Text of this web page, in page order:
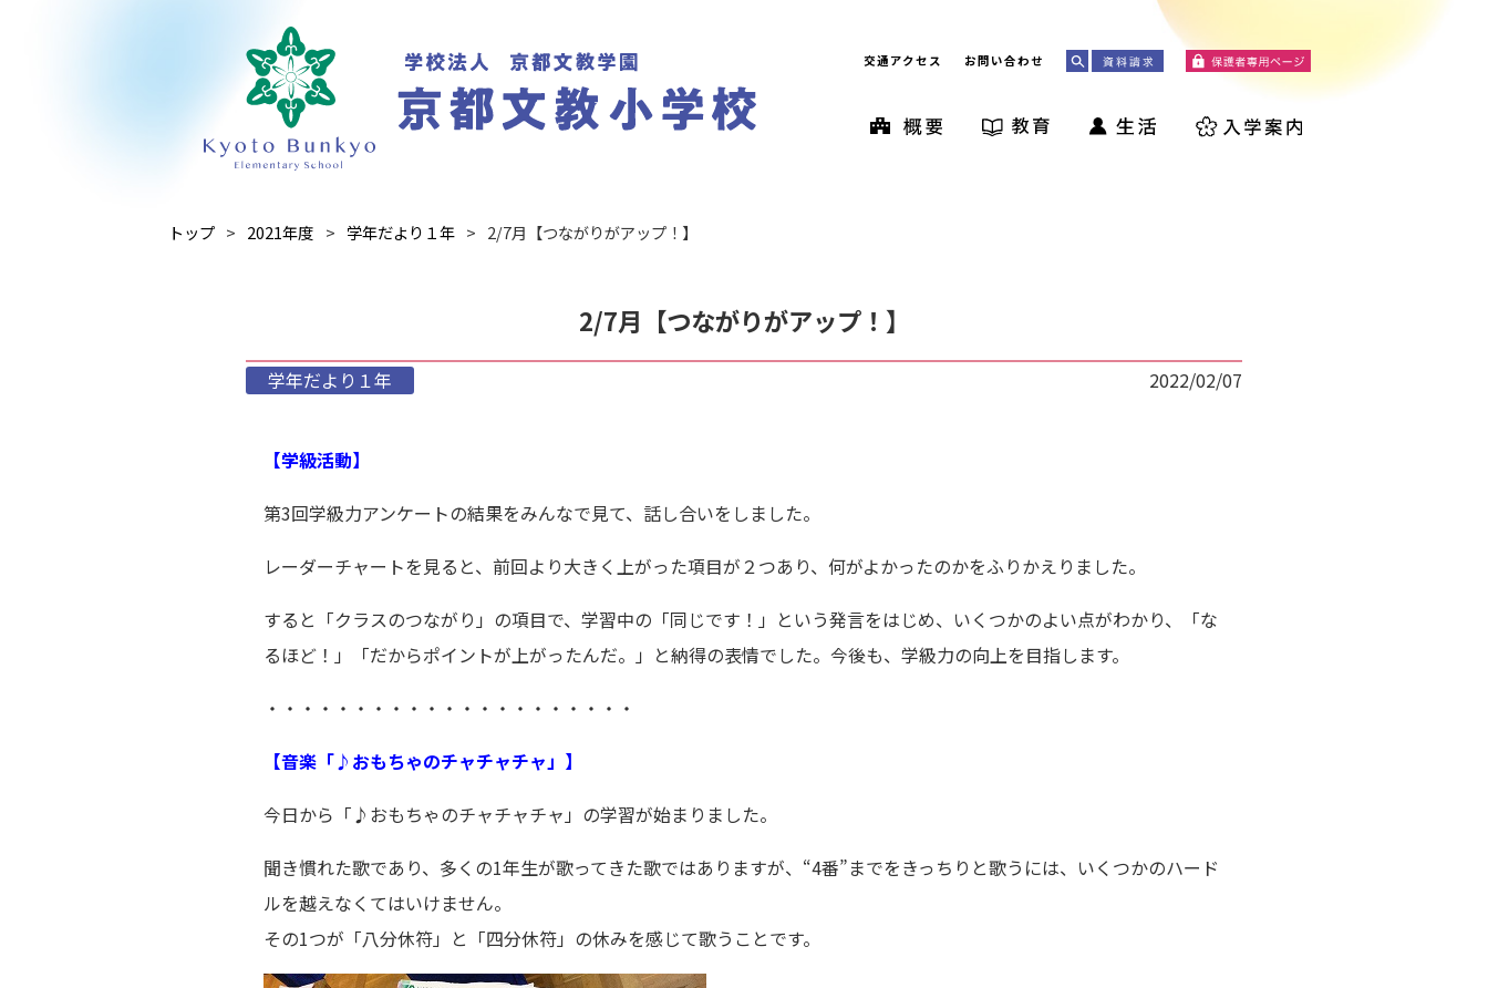
交通アクセス お問い合わせ
トップ 2021年度 学年だより１年 2/7月【つながりがアップ！】
2/7月【つながりがアップ！】
学年だより１年 2022/02/07
【学級活動】
第3回学級力アンケートの結果をみんなで見て、話し合いをしました。
レーダーチャートを見ると、前回より大きく上がった項目が２つあり、何がよかったのかをふりかえりました。
すると「クラスのつながり」の項目で、学習中の「同じです！」という発言をはじめ、いくつかのよい点がわかり、「な
るほど！」「だからポイントが上がったんだ。」と納得の表情でした。今後も、学級力の向上を目指します。
・・・・・・・・・・・・・・・・・・・・・
【音楽「♪おもちゃのチャチャチャ」】
今日から「♪おもちゃのチャチャチャ」の学習が始まりました。
聞き慣れた歌であり、多くの1年生が歌ってきた歌ではありますが、“4番”までをきっちりと歌うには、いくつかのハード
ルを越えなくてはいけません。
その1つが「八分休符」と「四分休符」の休みを感じて歌うことです。